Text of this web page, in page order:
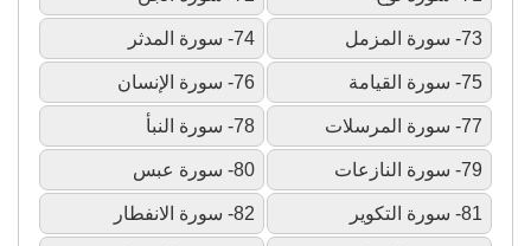
73- سورة المزمل 74- سورة المدثر
75- سورة القيامة 76- سورة الإنسان
77- سورة المرسلات 78- سورة النبأ
79- سورة النازعات 80- سورة عبس
81- سورة التكوير 82- سورة الانفطار